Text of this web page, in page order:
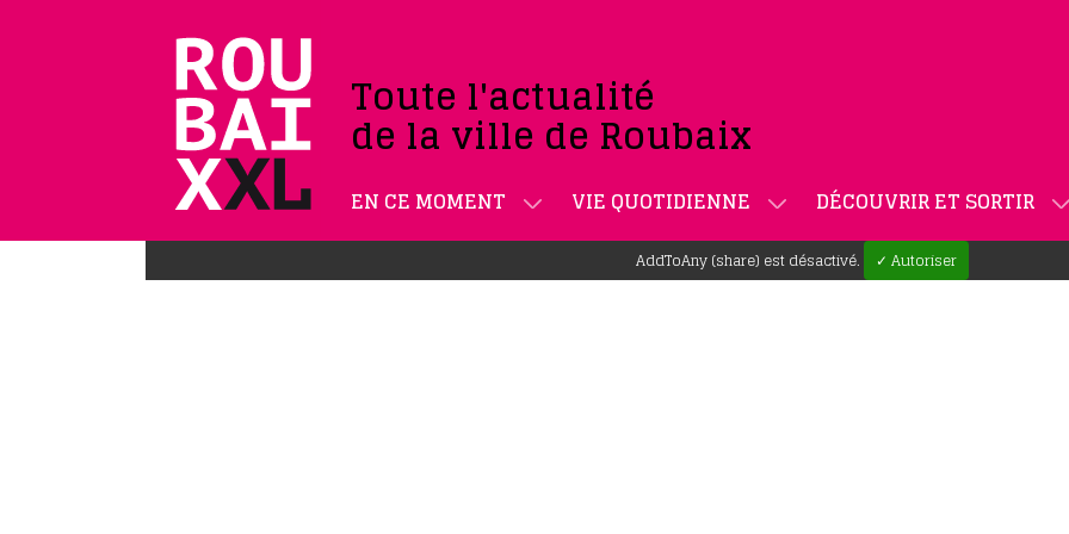
Toute l'actualité
de la ville de Roubaix
EN CE MOMENT VIE QUOTIDIENNE DÉCOUVRIR ET SORTIR
AddToAny (share) est désactivé. ✓ Autoriser